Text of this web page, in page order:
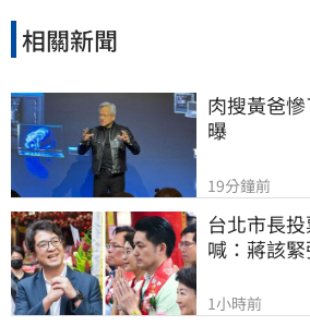
相關新聞
肉搜黃爸
曝
19分鐘前
台北市長
喊：蔣該緊
1小時前